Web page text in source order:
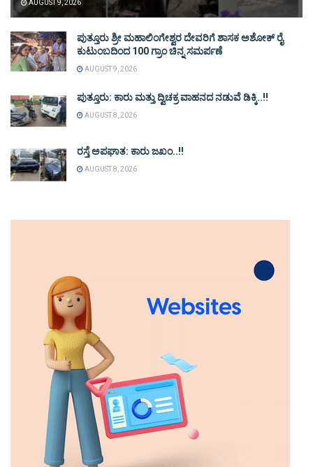
AUGUST 9, 2026
ಪುತ್ತೂರು ಶ್ರೀ ಮಹಾಲಿಂಗೇಶ್ವರ ದೇವರಿಗೆ ಶಾಸಕ ಅಶೋಕ್ ರೈ
ಕುಟುಂಬದಿಂದ 100 ಗ್ರಾಂ ಚಿನ್ನ ಸಮರ್ಪಣೆ
AUGUST 9, 2026
ಪುತ್ತೂರು: ಕಾರು ಮತ್ತು ದ್ವಿಚಕ್ರ ವಾಹನದ ನಡುವೆ ಡಿಕ್ಕಿ..!!
AUGUST 8, 2026
ರಸ್ತೆ ಅಪಘಾತ: ಕಾರು ಜಖಂ..!!
AUGUST 8, 2026